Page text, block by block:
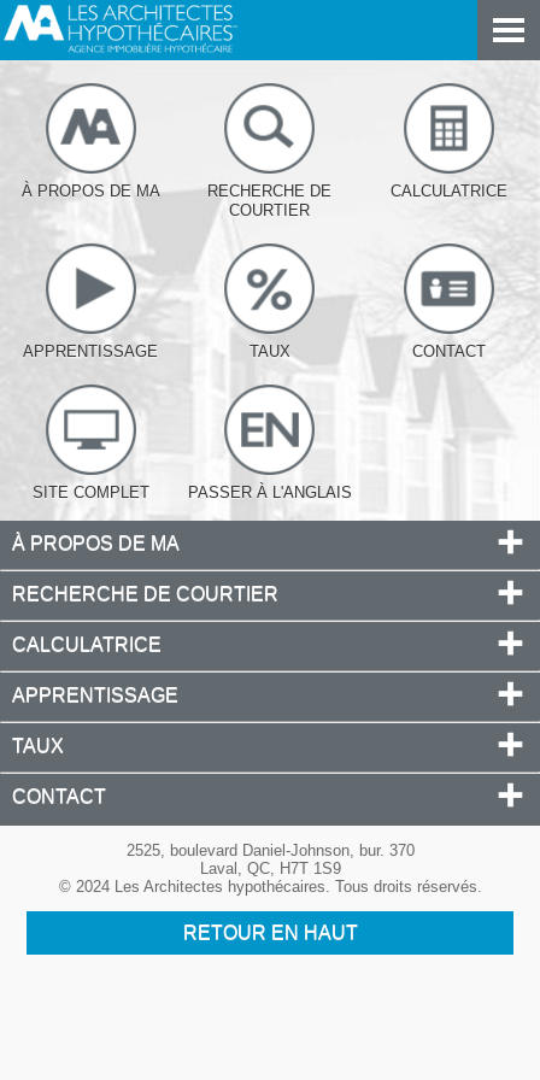
À PROPOS DE MA
RECHERCHE DE
COURTIER
CALCULATRICE
APPRENTISSAGE TAUX CONTACT
SITE COMPLET PASSER À L'ANGLAIS
À PROPOS DE MA
RECHERCHE DE COURTIER
CALCULATRICE
APPRENTISSAGE
TAUX
CONTACT
2525, boulevard Daniel-Johnson, bur. 370
Laval, QC, H7T 1S9
© 2024 Les Architectes hypothécaires. Tous droits réservés.
RETOUR EN HAUT